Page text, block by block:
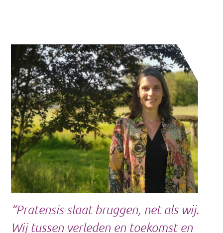
“Pratensis slaat bruggen, net als wij.
Wij tussen verleden en toekomst en